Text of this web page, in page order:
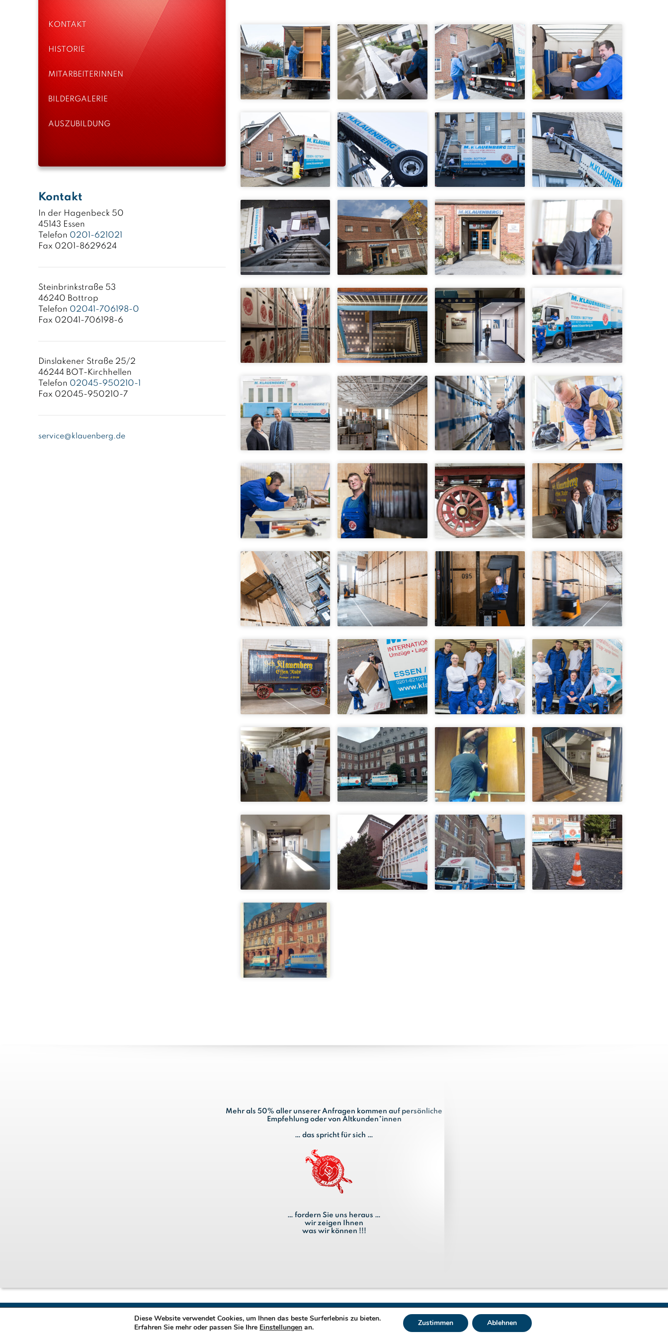
KONTAKT
HISTORIE
MITARBEITERINNEN
BILDERGALERIE
AUSZUBILDUNG
Kontakt
In der Hagenbeck 50
45143 Essen
Telefon 0201-621021
Fax 0201-8629624
Steinbrinkstraße 53
46240 Bottrop
Telefon 02041-706198-0
Fax 02041-706198-6
Dinslakener Straße 25/2
46244 BOT-Kirchhellen
Telefon 02045-950210-1
Fax 02045-950210-7
service@klauenberg.de
Mehr als 50% aller unserer Anfragen kommen auf persönliche
Empfehlung oder von Altkunden*innen
… das spricht für sich …
… fordern Sie uns heraus …
wir zeigen Ihnen
was wir können !!!
Copyright 2026 © klauenberg.de Webdesign by dh-creative-webdesign.de
Diese Website verwendet Cookies, um Ihnen das beste Surferlebnis zu bieten.
Erfahren Sie mehr oder passen Sie Ihre Einstellungen an. Zustimmen Ablehnen